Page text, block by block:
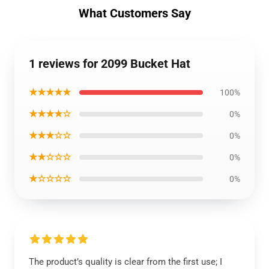
What Customers Say
1 reviews for 2099 Bucket Hat
★★★★★ 100%
★★★★☆ 0%
★★★☆☆ 0%
★★☆☆☆ 0%
★☆☆☆☆ 0%
The product’s quality is clear from the first use; I